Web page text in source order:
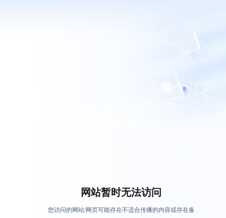
网站暂时无法访问
您访问的网站/网页可能存在不适合传播的内容或存在备